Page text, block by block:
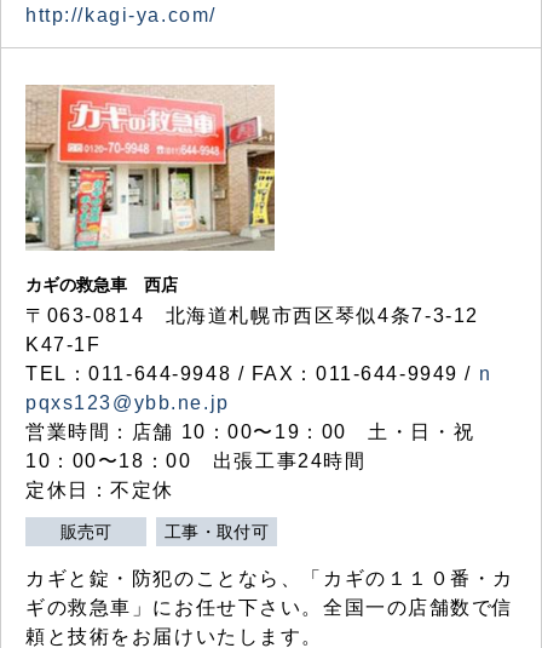
http://kagi-ya.com/
カギの救急車 西店
〒063-0814 北海道札幌市西区琴似4条7-3-12
K47-1F
TEL：011-644-9948 / FAX：011-644-9949 / n
pqxs123@ybb.ne.jp
営業時間：店舗 10：00〜19：00 土・日・祝
10：00〜18：00 出張工事24時間
定休日：不定休
販売可 工事・取付可
カギと錠・防犯のことなら、「カギの１１０番・カ
ギの救急車」にお任せ下さい。全国一の店舗数で信
頼と技術をお届けいたします。